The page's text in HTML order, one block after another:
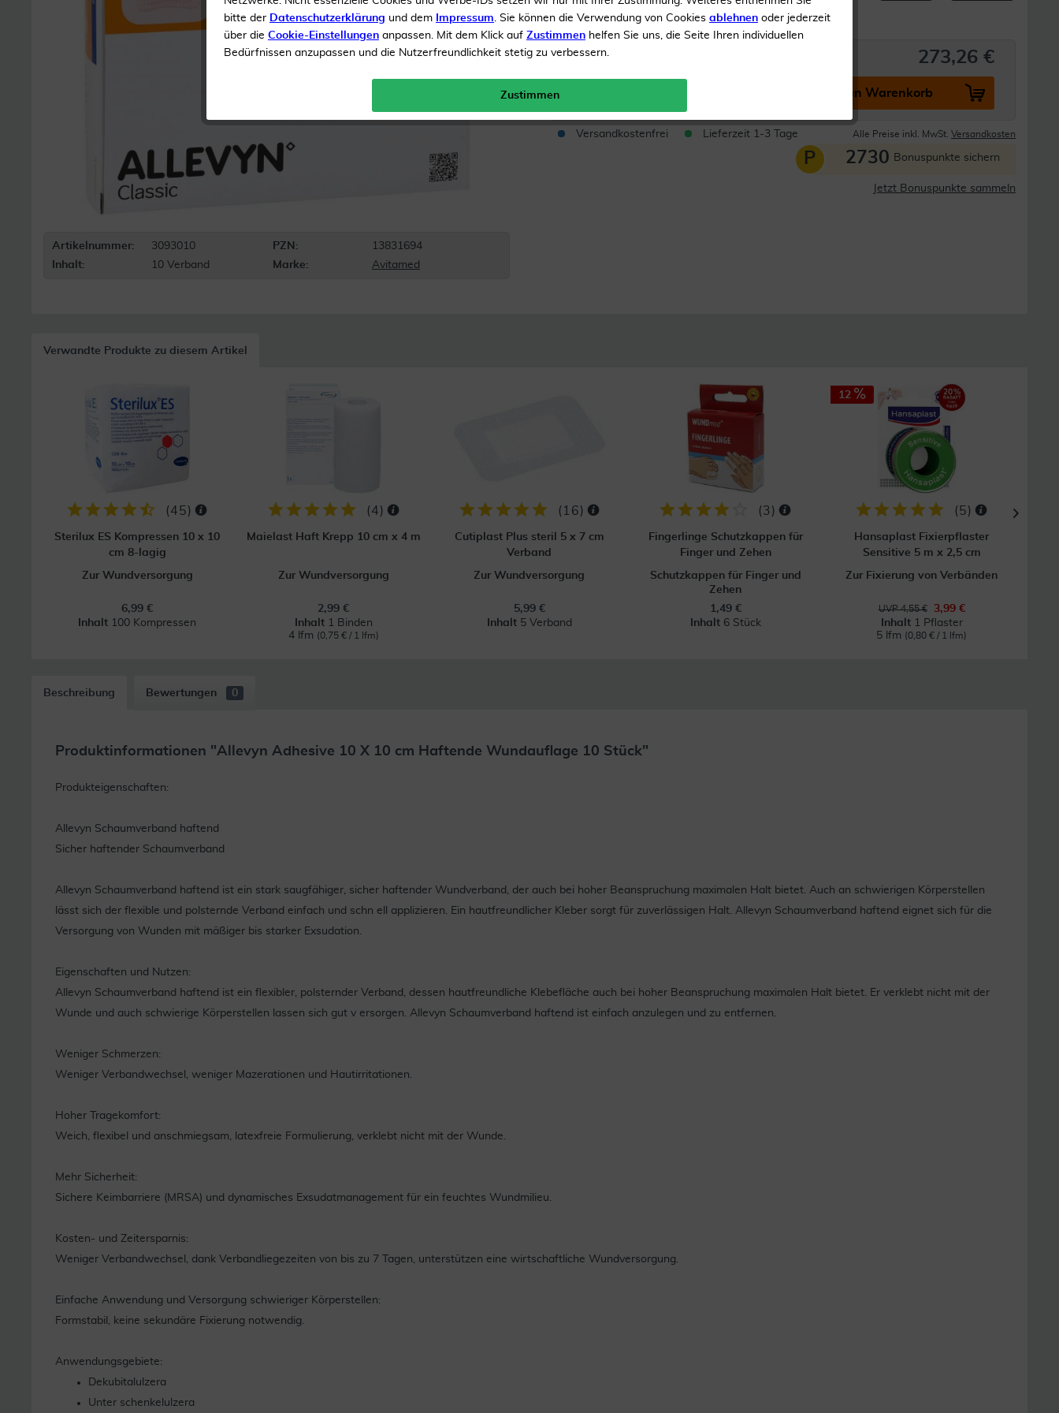
Zur Wundversorgung
Artikelnummer: 3093010 PZN:
13831694
Inhalt:
10 Verband Marke: Avitamed
Inhalt 10 Verband 273,26 €
In den Warenkorb
Versandkostenfrei Lieferzeit 1-3 Tage Alle Preise inkl. MwSt. Versandkosten
P 2730 Bonuspunkte sichern
Jetzt Bonuspunkte sammeln
Verwandte Produkte zu diesem Artikel
(45)
Sterilux ES Kompressen 10 x 10
cm 8-lagig
Zur Wundversorgung
6,99 €
Inhalt 100 Kompressen
(4)
Maielast Haft Krepp 10 cm x 4 m
Zur Wundversorgung
2,99 €
Inhalt 1 Binden
4 lfm (0,75 € / 1 lfm)
( 16)
Cutiplast Plus steril 5 x 7 cm
Verband
Zur Wundversorgung
5,99 €
Inhalt 5 Verband
(3)
Fingerlinge Schutzkappen für
Finger und Zehen
Schutzkappen für Finger und
Zehen
1,49 €
Inhalt 6 Stück
12
(5)
Hansaplast Fixierpflaster
Sensitive 5 m x 2,5 cm
Zur Fixierung von Verbänden
UVP 4,55 €
3,99 €
Inhalt 1 Pflaster
5 lfm (0,80 € / 1 lfm)
Beschreibung Bewertungen 0
Produktinformationen "Allevyn Adhesive 10 X 10 cm Haftende Wundauflage 10 Stück"
Produkteigenschaften:
Allevyn Schaumverband haftend
Sicher haftender Schaumverband
Allevyn Schaumverband haftend ist ein stark saugfähiger, sicher haftender Wundverband, der auch bei hoher Beanspruchung maximalen Halt bietet. Auch an schwierigen Körperstellen
lässt sich der flexible und polsternde Verband einfach und schn ell applizieren. Ein hautfreundlicher Kleber sorgt für zuverlässigen Halt. Allevyn Schaumverband haftend eignet sich für die
Versorgung von Wunden mit mäßiger bis starker Exsudation.
Eigenschaften und Nutzen:
Allevyn Schaumverband haftend ist ein flexibler, polsternder Verband, dessen hautfreundliche Klebefläche auch bei hoher Beanspruchung maximalen Halt bietet. Er verklebt nicht mit der
Wunde und auch schwierige Körperstellen lassen sich gut v ersorgen. Allevyn Schaumverband haftend ist einfach anzulegen und zu entfernen.
Weniger Schmerzen:
Weniger Verbandwechsel, weniger Mazerationen und Hautirritationen.
Hoher Tragekomfort:
Weich, flexibel und anschmiegsam, latexfreie Formulierung, verklebt nicht mit der Wunde.
Mehr Sicherheit:
Sichere Keimbarriere (MRSA) und dynamisches Exsudatmanagement für ein feuchtes Wundmilieu.
Kosten- und Zeitersparnis:
Weniger Verbandwechsel, dank Verbandliegezeiten von bis zu 7 Tagen, unterstützen eine wirtschaftliche Wundversorgung.
Einfache Anwendung und Versorgung schwieriger Körperstellen:
Formstabil, keine sekundäre Fixierung notwendig.
Anwendungsgebiete:
Dekubitalulzera
Unter schenkelulzera
bitte der Datenschutzerklärung und dem Impressum. Sie können die Verwendung von Cookies ablehnen oder jederzeit
über die Cookie-Einstellungen anpassen. Mit dem Klick auf Zustimmen helfen Sie uns, die Seite Ihren individuellen
Bedürfnissen anzupassen und die Nutzerfreundlichkeit stetig zu verbessern.
Zustimmen